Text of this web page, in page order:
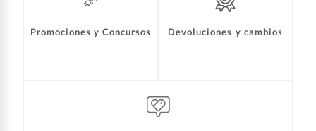
Promociones y Concursos Devoluciones y cambios